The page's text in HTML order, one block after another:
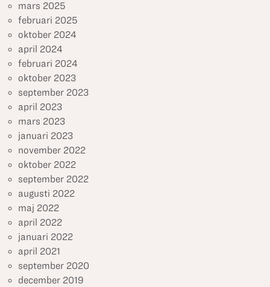
mars 2025
februari 2025
oktober 2024
april 2024
februari 2024
oktober 2023
september 2023
april 2023
mars 2023
januari 2023
november 2022
oktober 2022
september 2022
augusti 2022
maj 2022
april 2022
januari 2022
april 2021
september 2020
december 2019